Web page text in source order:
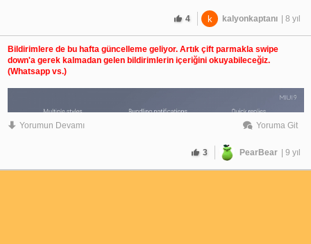
4 k kalyonkaptanı | 8 yıl
Bildirimlere de bu hafta güncelleme geliyor. Artık çift parmakla swipe
down'a gerek kalmadan gelen bildirimlerin içeriğini okuyabileceğiz.
(Whatsapp vs.)
Yorumun Devamı Yoruma Git
3 PearBear | 9 yıl